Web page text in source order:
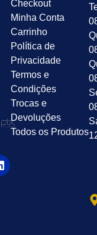
Checkout
Minha Conta
Carrinho
Política de
Privacidade
Termos e
Condições
Trocas e
Devoluções
Todos os Produtos